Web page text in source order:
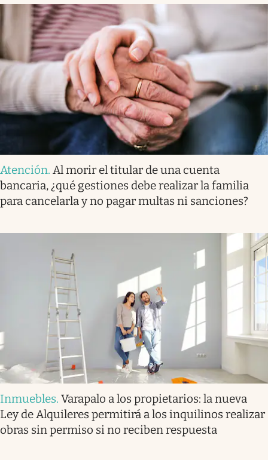
Atención. Al morir el titular de una cuenta
bancaria, ¿qué gestiones debe realizar la familia
para cancelarla y no pagar multas ni sanciones?
Inmuebles. Varapalo a los propietarios: la nueva
Ley de Alquileres permitirá a los inquilinos realizar
obras sin permiso si no reciben respuesta